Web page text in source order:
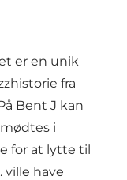
er en unik
fra
Bent J kan
i
for at lytte til
ville have